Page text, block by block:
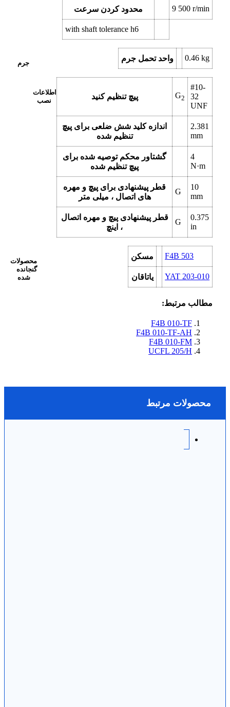
محدود کردن سرعت 9 500r/min
with shaft tolerance h6
جرم
واحد تحمل جرم 0.46kg
اطلاعات
نصب
پیچ تنظیم کنید G2
#10-
32
UNF
اندازه کلید شش ضلعی برای پیچ
تنظیم شده
2.381
mm
گشتاور محکم توصیه شده برای
پیچ تنظیم شده
4
N·m
قطر پیشنهادی برای پیچ و مهره
های اتصال ، میلی متر
G
10
mm
قطر پیشنهادی پیچ و مهره اتصال
، اینچ
G
0.375
in
محصولات
گنجانده
شده
مسکن F4B 503
یاتاقان YAT 203-010
مطالب مرتبط:
F4B 010-TF
F4B 010-TF-AH
F4B 010-FM
UCFL 205/H
محصولات مرتبط